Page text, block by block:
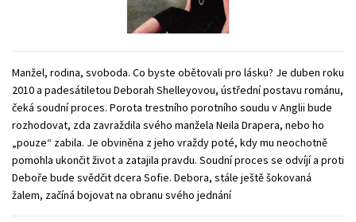
Zahraniční literatura
Manžel, rodina, svoboda. Co byste obětovali pro lásku? Je duben roku
2010 a padesátiletou Deborah Shelleyovou, ústřední postavu románu,
čeká soudní proces. Porota trestního porotního soudu v Anglii bude
rozhodovat, zda zavraždila svého manžela Neila Drapera, nebo ho
„pouze“ zabila. Je obviněna z jeho vraždy poté, kdy mu neochotně
pomohla ukončit život a zatajila pravdu. Soudní proces se odvíjí a proti
Deboře bude svědčit dcera Sofie. Debora, stále ještě šokovaná
žalem, začíná bojovat na obranu svého jednání